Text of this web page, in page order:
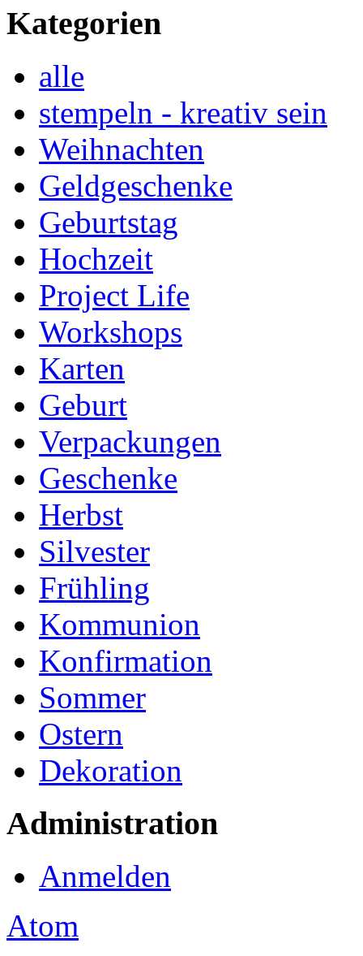
Kategorien
alle
stempeln - kreativ sein
Weihnachten
Geldgeschenke
Geburtstag
Hochzeit
Project Life
Workshops
Karten
Geburt
Verpackungen
Geschenke
Herbst
Silvester
Frühling
Kommunion
Konfirmation
Sommer
Ostern
Dekoration
Administration
Anmelden
Atom